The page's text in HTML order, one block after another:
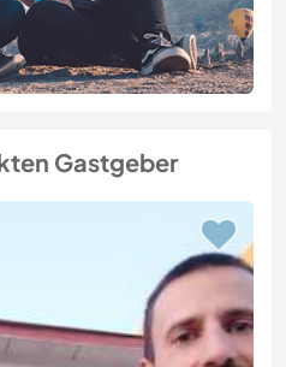
Gastgeber